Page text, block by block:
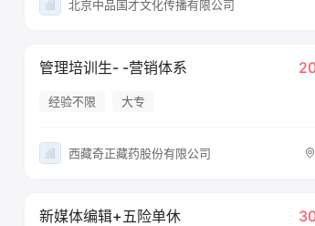
北京中品国才文化传播有限公司
管理培训生- -营销体系
经验不限 大专
西藏奇正藏药股份有限公司
新媒体编辑+五险单休